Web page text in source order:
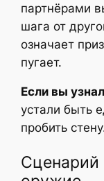
партнёрами
шага от
означает
пугает.
Если вы
устали быть
пробить
Сценарий